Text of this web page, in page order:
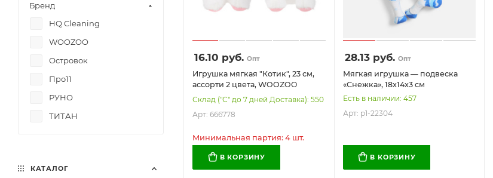
16.10 руб. Опт
Игрушка мягкая "Котик", 23 см,
ассорти 2 цвета, WOOZOO
(ВУЗУ), 666778
Склад ("С" до 7 дней Доставка): 550
Арт: 666778
Минимальная партия: 4 шт.
В КОРЗИНУ
28.13руб. Опт
Мягкая игрушка — подвеска
«Снежка», 18х14х3 см
Есть в наличии: 457
Арт: p1-22304
В КОРЗИНУ
Бренд
HQ Cleaning
WOOZOO
Островок
Про11
РУНО
ТИТАН
КАТАЛОГ